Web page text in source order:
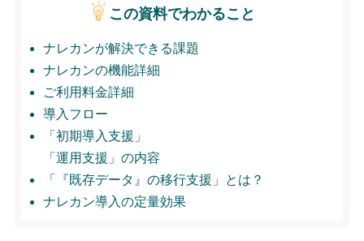
この資料でわかること
ナレカンが解決できる課題
ナレカンの機能詳細
ご利用料金詳細
導入フロー
「初期導入支援」
「運用支援」の内容
「『既存データ』の移行支援」とは？
ナレカン導入の定量効果